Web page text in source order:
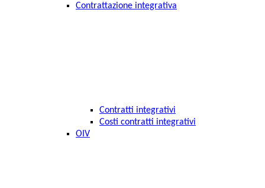
Contrattazione integrativa
Contratti integrativi
Costi contratti integrativi
OIV